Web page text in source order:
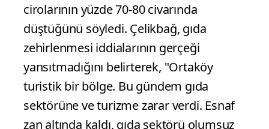
cirolarının yüzde 70-80 civarında
düştüğünü söyledi. Çelikbağ, gıda
zehirlenmesi iddialarının gerçeği
yansıtmadığını belirterek, "Ortaköy
turistik bir bölge. Bu gündem gıda
sektörüne ve turizme zarar verdi. Esnaf
zan altında kaldı, gıda sektörü olumsuz